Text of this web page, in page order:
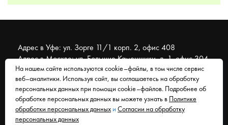
Адрес в Уфе: ул. Зорге 11/1 корп. 2, офис 408
Адрес в Москве: ул. Большие Каменщики, д. 1, офис 304
© 2007 - 2026 Муравейник. SEO-продвижение, реклама,
сайты. Находимся в Уфе, работаем со всем миром.
Согласие на обработку персональных данных
На нашем сайте используются cookie–файлы, в том числе сервис
веб–аналитики. Используя сайт, вы соглашаетесь на обработку
персональных данных при помощи cookie–файлов. Подробнее об
обработке персональных данных вы можете узнать в
Политике
обработки персональных данных и Согласии на обработку
персональных данных